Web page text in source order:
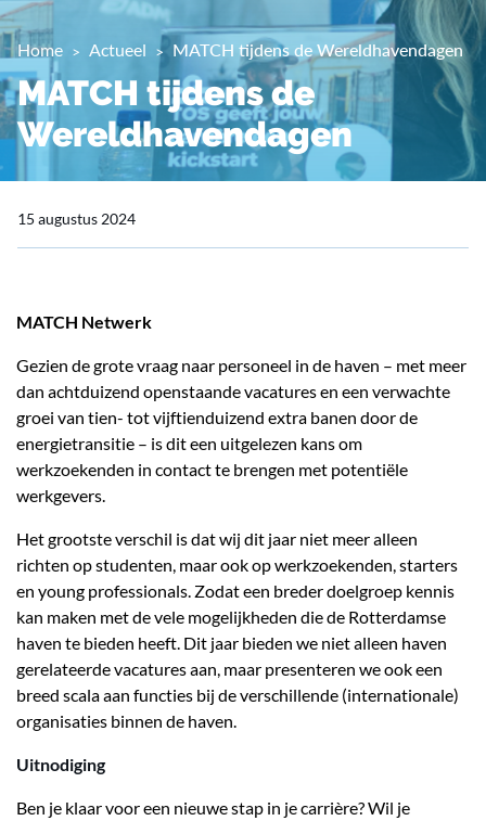
Home Actueel MATCH tijdens de Wereldhavendagen
MATCH tijdens de
Wereldhavendagen
15 augustus 2024
MATCH Netwerk
Gezien de grote vraag naar personeel in de haven – met meer
dan achtduizend openstaande vacatures en een verwachte
groei van tien- tot vijftienduizend extra banen door de
energietransitie – is dit een uitgelezen kans om
werkzoekenden in contact te brengen met potentiële
werkgevers.
Het grootste verschil is dat wij dit jaar niet meer alleen
richten op studenten, maar ook op werkzoekenden, starters
en young professionals. Zodat een breder doelgroep kennis
kan maken met de vele mogelijkheden die de Rotterdamse
haven te bieden heeft. Dit jaar bieden we niet alleen haven
gerelateerde vacatures aan, maar presenteren we ook een
breed scala aan functies bij de verschillende (internationale)
organisaties binnen de haven.
Uitnodiging
Ben je klaar voor een nieuwe stap in je carrière? Wil je